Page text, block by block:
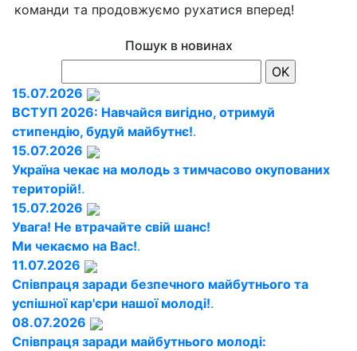
команди та продовжуємо рухатися вперед!
Пошук в новинах
15.07.2026
ВСТУП 2026: Навчайся вигідно, отримуй
стипендію, будуй майбутнє!.
15.07.2026
Україна чекає на молодь з тимчасово окупованих
територій!.
15.07.2026
Увага! Не втрачайте свій шанс!
Ми чекаємо на Вас!.
11.07.2026
Співпраця заради безпечного майбутнього та
успішної кар'єри нашої молоді!.
08.07.2026
Співпраця заради майбутнього молоді: